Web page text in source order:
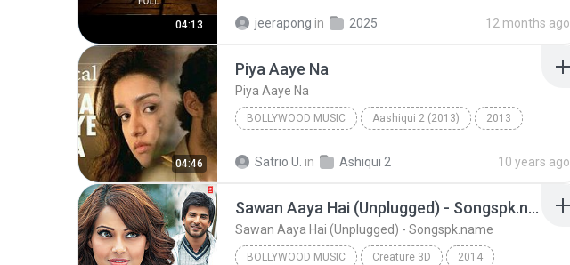
04:13 jeerapong in 2025 12 months ago
04:46
Piya Aaye Na
Piya Aaye Na
BOLLYWOOD MUSIC Aashiqui 2 (2013) 2013
Satrio U. in Ashiqui 2 10 years ago
Sawan Aaya Hai (Unplugged) - Songspk.name
Sawan Aaya Hai (Unplugged) - Songspk.name
BOLLYWOOD MUSIC Creature 3D 2014